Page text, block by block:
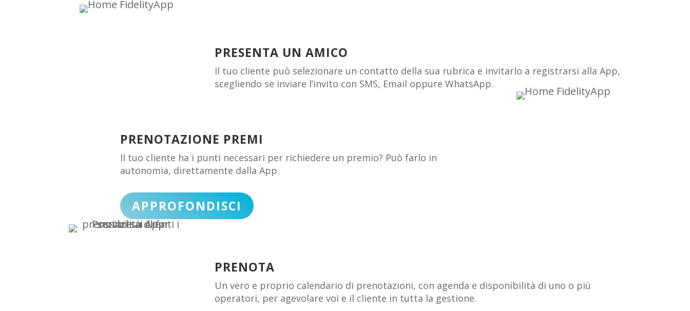
PRESENTA UN AMICO
Il tuo cliente può selezionare un contatto della sua rubrica e invitarlo a registrarsi alla App,
scegliendo se inviare l’invito con SMS, Email oppure WhatsApp.
PRENOTAZIONE PREMI
Il tuo cliente ha i punti necessari per richiedere un premio? Può farlo in
autonomia, direttamente dalla App.
APPROFONDISCI
PRENOTA
Un vero e proprio calendario di prenotazioni, con agenda e disponibilità di uno o più
operatori, per agevolare voi e il cliente in tutta la gestione.